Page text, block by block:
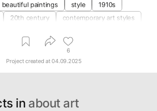
beautiful paintings
style
1910s
20th century
contemporary art styles
6
Project created at04.09.2025
in about art